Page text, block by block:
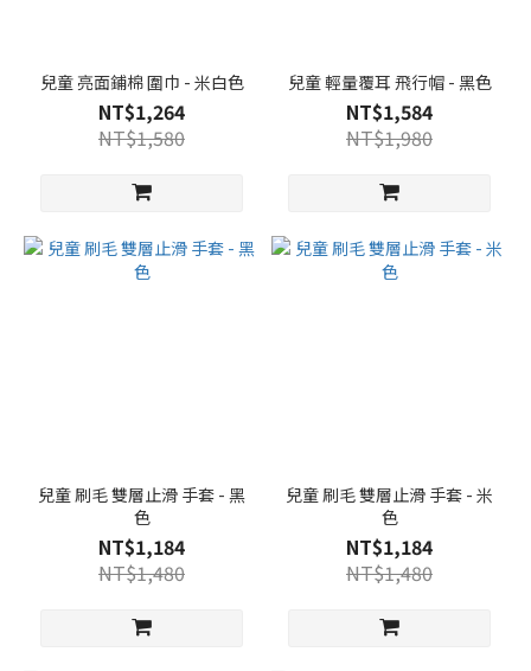
兒童 亮面鋪棉 圍巾 - 米白色
NT$1,264
NT$1,580
兒童 輕量覆耳 飛行帽 - 黑色
NT$1,584
NT$1,980
兒童 刷毛 雙層止滑 手套 - 黑
色
NT$1,184
NT$1,480
兒童 刷毛 雙層止滑 手套 - 米
色
NT$1,184
NT$1,480